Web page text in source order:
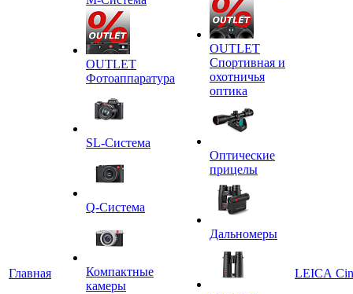
Главная
OUTLET
Фотоаппаратура
SL-Система
Q-Cистема
Компактные
камеры
OUTLET
Спортивная и
охотничья
оптика
Оптические
прицелы
Дальномеры
LEICA